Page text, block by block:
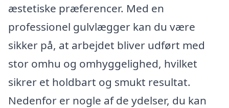
æstetiske præferencer. Med en
professionel gulvlægger kan du være
sikker på, at arbejdet bliver udført med
stor omhu og omhyggelighed, hvilket
sikrer et holdbart og smukt resultat.
Nedenfor er nogle af de ydelser, du kan